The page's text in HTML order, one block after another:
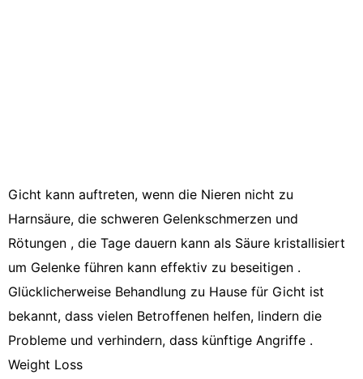
Gicht kann auftreten, wenn die Nieren nicht zu
Harnsäure, die schweren Gelenkschmerzen und
Rötungen , die Tage dauern kann als Säure kristallisiert
um Gelenke führen kann effektiv zu beseitigen .
Glücklicherweise Behandlung zu Hause für Gicht ist
bekannt, dass vielen Betroffenen helfen, lindern die
Probleme und verhindern, dass künftige Angriffe .
Weight Loss